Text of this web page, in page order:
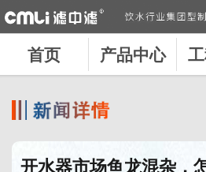
首页 产品中心
开水器市场鱼龙混杂，